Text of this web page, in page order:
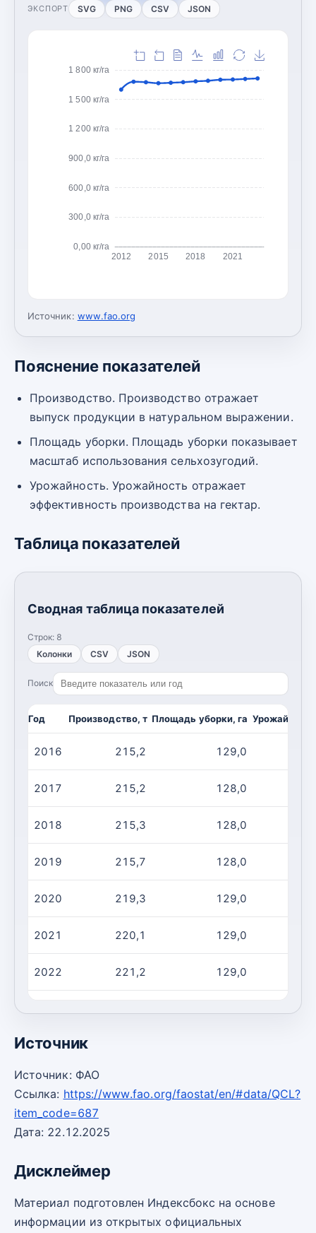
ЭКСПОРТ SVG PNG CSV JSON
0,00 кг/га
300,0 кг/га
600,0 кг/га
900,0 кг/га
1 200 кг/га
1 500 кг/га
1 800 кг/га
2012 2015 2018 2021
Источник: www.fao.org
Пояснение показателей
Производство. Производство отражает
выпуск продукции в натуральном выражении.
Площадь уборки. Площадь уборки показывает
масштаб использования сельхозугодий.
Урожайность. Урожайность отражает
эффективность производства на гектар.
Таблица показателей
Сводная таблица показателей
Строк: 8
Колонки
CSV JSON
Поиск
Год Производство, т Площадь уборки, га
2016 215,2 129,0
2017 215,2 128,0
2018 215,3 128,0
2019 215,7 128,0
2020 219,3 129,0
2021 220,1 129,0
2022 221,2 129,0
Источник
Источник: ФАО
Ссылка: https://www.fao.org/faostat/en/#data/QCL?
item_code=687
Дата: 22.12.2025
Дисклеймер
Материал подготовлен Индексбокс на основе
информации из открытых официальных